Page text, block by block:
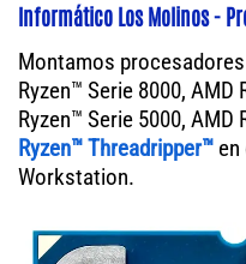
Informático Los Molinos -
Montamos procesadores
Ryzen™ Serie 8000, AMD
Ryzen™ Serie 5000, AMD
Ryzen™ Threadripper™
Workstation.